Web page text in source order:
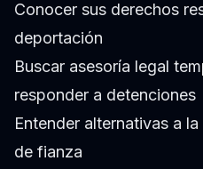
Conocer sus derechos
deportación
Buscar asesoría legal
responder a detenciones
Entender alternativas a
de fianza